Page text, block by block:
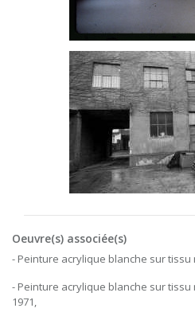
Oeuvre(s) associée(s)
- Peinture acrylique blanche sur tissu
- Peinture acrylique blanche sur
1971,